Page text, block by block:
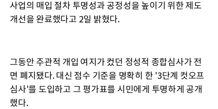
사업의 매입 절차 투명성과 공정성을 높이기 위한 제도
개선을 완료했다고 2일 밝혔다.
그동안 주관적 개입 여지가 컸던 정성적 종합심사가 전
면 폐지됐다. 대신 점수 기준을 명확히 한 '3단계 컷오프
심사'를 도입하고 그 평가표를 시민에게 투명하게 공개
했다.